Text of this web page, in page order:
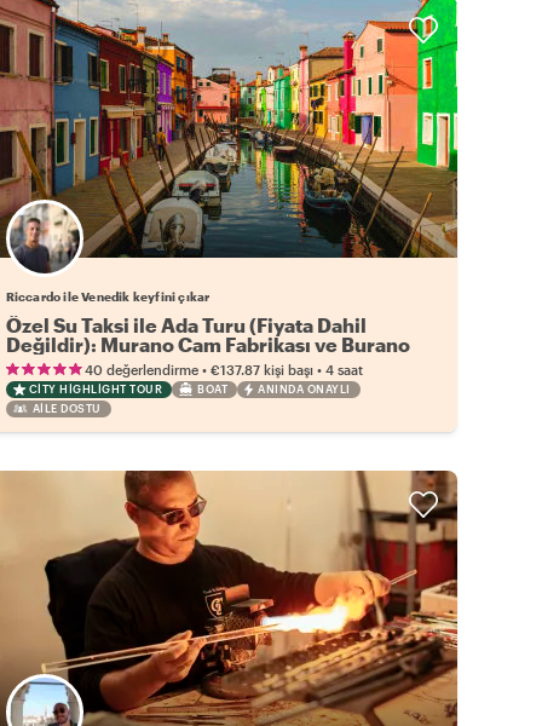
Riccardo ile Venedik keyfini çıkar
Özel Su Taksi ile Ada Turu (Fiyata Dahil
Değildir): Murano Cam Fabrikası ve Burano
40 değerlendirme• €137.87 kişi başı• 4 saat
CITY HIGHLIGHT TOUR BOAT
ANINDA ONAYLI
AILE DOSTU